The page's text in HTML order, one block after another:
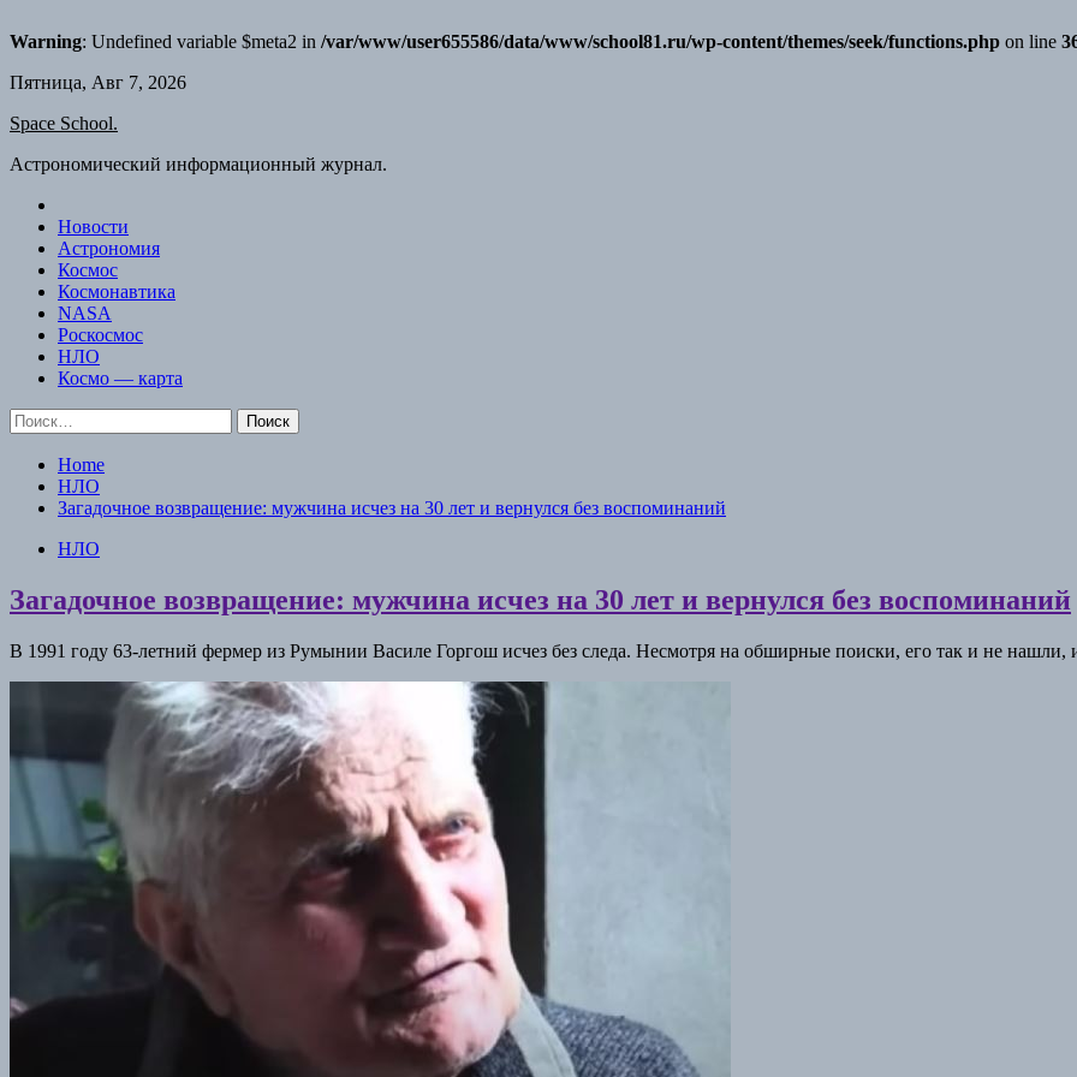
Warning: Undefined variable $meta2 in /var/www/user655586/data/www/school81.ru/wp-content/themes/seek/functions.php on line
Skip
content
Пятница, Авг 7, 2026
Space School.
Астрономический информационный журнал.
Новости
Астрономия
Космос
Космонавтика
NASA
Роскосмос
НЛО
Космо — карта
Найти:
Home
НЛО
Загадочное возвращение: мужчина исчез на 30 лет и вернулся без воспоминаний
НЛО
Загадочное возвращение: мужчина исчез на 30 лет и вернулся без воспоминаний
В 1991 году 63-летний фермер из Румынии Василе Горгош исчез без следа. Несмотря на обширные поиски, его так и не нашли,